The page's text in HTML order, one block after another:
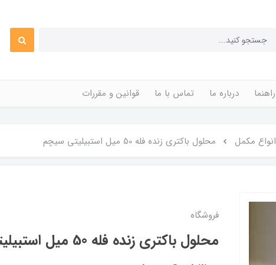
راهنما درباره ما تماس با ما قوانین و مقررات
انواع مکمل محلول باکتری زنده فله 50 میل استبیلیتی سیچم
فروشگاه
محلول باکتری زنده فله 50 میل استبیلیتی سیچم